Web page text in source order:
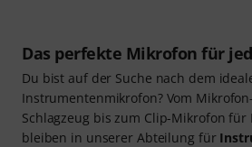
Das perfekte Mikrofon für
Du bist auf der Suche nach dem
Instrumentenmikrofon? Vom
Schlagzeug bis zum Clip-Mikrofon
bleiben in unserer Abteilung für